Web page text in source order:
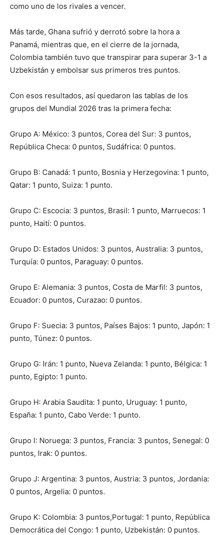
como uno de los rivales a vencer.
Más tarde, Ghana sufrió y derrotó sobre la hora a
Panamá, mientras que, en el cierre de la jornada,
Colombia también tuvo que transpirar para superar 3-1 a
Uzbekistán y embolsar sus primeros tres puntos.
Con esos resultados, así quedaron las tablas de los
grupos del Mundial 2026 tras la primera fecha:
Grupo A: México: 3 puntos, Corea del Sur: 3 puntos,
República Checa: 0 puntos, Sudáfrica: 0 puntos.
Grupo B: Canadá: 1 punto, Bosnia y Herzegovina: 1 punto,
Qatar: 1 punto, Suiza: 1 punto.
Grupo C: Escocia: 3 puntos, Brasil: 1 punto, Marruecos: 1
punto, Haití: 0 puntos.
Grupo D: Estados Unidos: 3 puntos, Australia: 3 puntos,
Turquía: 0 puntos, Paraguay: 0 puntos.
Grupo E: Alemania: 3 puntos, Costa de Marfil: 3 puntos,
Ecuador: 0 puntos, Curazao: 0 puntos.
Grupo F: Suecia: 3 puntos, Países Bajos: 1 punto, Japón: 1
punto, Túnez: 0 puntos.
Grupo G: Irán: 1 punto, Nueva Zelanda: 1 punto, Bélgica: 1
punto, Egipto: 1 punto.
Grupo H: Arabia Saudita: 1 punto, Uruguay: 1 punto,
España: 1 punto, Cabo Verde: 1 punto.
Grupo I: Noruega: 3 puntos, Francia: 3 puntos, Senegal: 0
puntos, Irak: 0 puntos.
Grupo J: Argentina: 3 puntos, Austria: 3 puntos, Jordania:
0 puntos, Argelia: 0 puntos.
Grupo K: Colombia: 3 puntos,Portugal: 1 punto, República
Democrática del Congo: 1 punto, Uzbekistán: 0 puntos.